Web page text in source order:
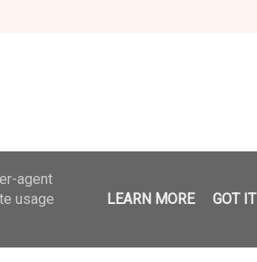
agent
usage
LEARN MORE GOT IT